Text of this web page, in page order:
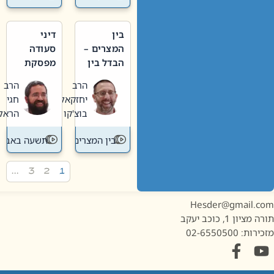
בין
המצרים –
הבדל בין
חדשה
לישנה
הרב
יחזקאל
בוצ'קו
בין המצרים
דיני
סעודה
מפסקת
תשעה
באב
הרב
חגי
הראל
תשעה באב
1, כוכב יעקב
02-6550500